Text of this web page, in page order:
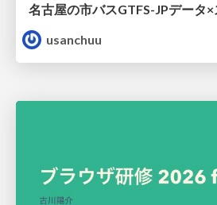
usanchuu